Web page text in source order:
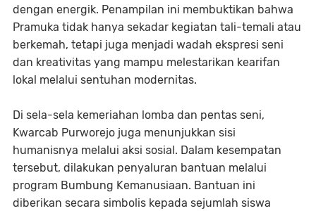
dengan energik. Penampilan ini membuktikan bahwa
Pramuka tidak hanya sekadar kegiatan tali-temali atau
berkemah, tetapi juga menjadi wadah ekspresi seni
dan kreativitas yang mampu melestarikan kearifan
lokal melalui sentuhan modernitas.
Di sela-sela kemeriahan lomba dan pentas seni,
Kwarcab Purworejo juga menunjukkan sisi
humanisnya melalui aksi sosial. Dalam kesempatan
tersebut, dilakukan penyaluran bantuan melalui
program Bumbung Kemanusiaan. Bantuan ini
diberikan secara simbolis kepada sejumlah siswa